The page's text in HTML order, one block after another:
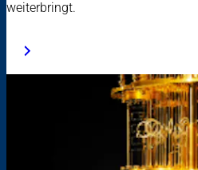
weiterbringt.